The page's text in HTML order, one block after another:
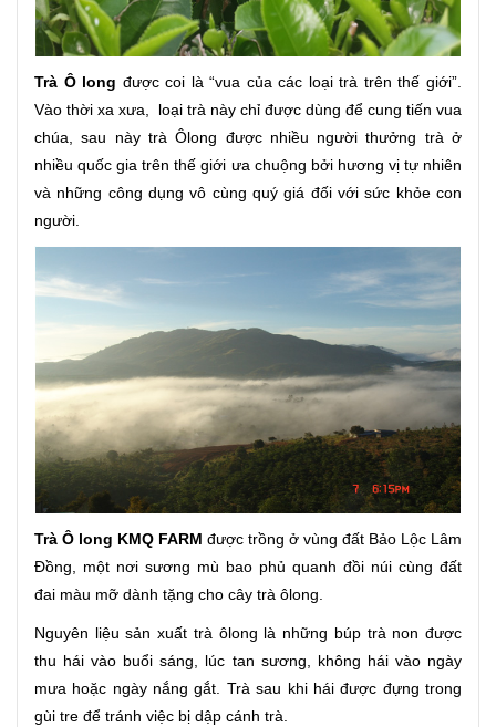
Trà Ô long được coi là “vua của các loại trà trên thế giới”.
Vào thời xa xưa, loại trà này chỉ được dùng để cung tiến vua
chúa, sau này trà Ôlong được nhiều người thưởng trà ở
nhiều quốc gia trên thế giới ưa chuộng bởi hương vị tự nhiên
và những công dụng vô cùng quý giá đối với sức khỏe con
người.
Trà Ô long KMQ FARM được trồng ở vùng đất Bảo Lộc Lâm
Đồng, một nơi sương mù bao phủ quanh đồi núi cùng đất
đai màu mỡ dành tặng cho cây trà ôlong.
Nguyên liệu sản xuất trà ôlong là những búp trà non được
thu hái vào buổi sáng, lúc tan sương, không hái vào ngày
mưa hoặc ngày nắng gắt. Trà sau khi hái được đựng trong
gùi tre để tránh việc bị dập cánh trà.